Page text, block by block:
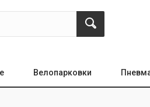
Велопарковки